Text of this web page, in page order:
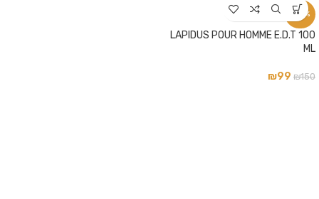
-34%
LAPIDUS POUR HOMME E.D.T 100
ML
₪150
₪99